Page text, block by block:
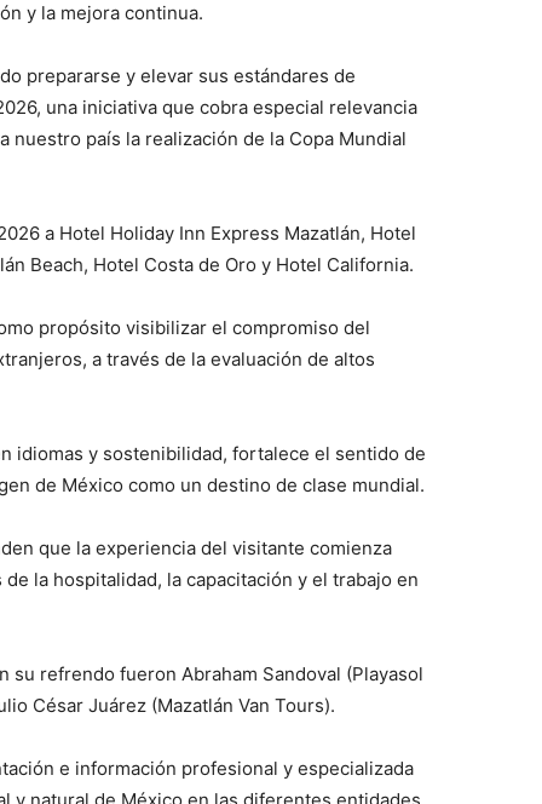
y la mejora continua.
prepararse y elevar sus estándares de
una iniciativa que cobra especial relevancia
país la realización de la Copa Mundial
a Hotel Holiday Inn Express Mazatlán, Hotel
Beach, Hotel Costa de Oro y Hotel California.
propósito visibilizar el compromiso del
a través de la evaluación de altos
idiomas y sostenibilidad, fortalece el sentido de
de México como un destino de clase mundial.
que la experiencia del visitante comienza
la hospitalidad, la capacitación y el trabajo en
refrendo fueron Abraham Sandoval (Playasol
César Juárez (Mazatlán Van Tours).
e información profesional y especializada